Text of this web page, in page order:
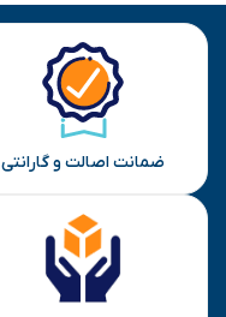
ضمانت اصالت و گارانتی